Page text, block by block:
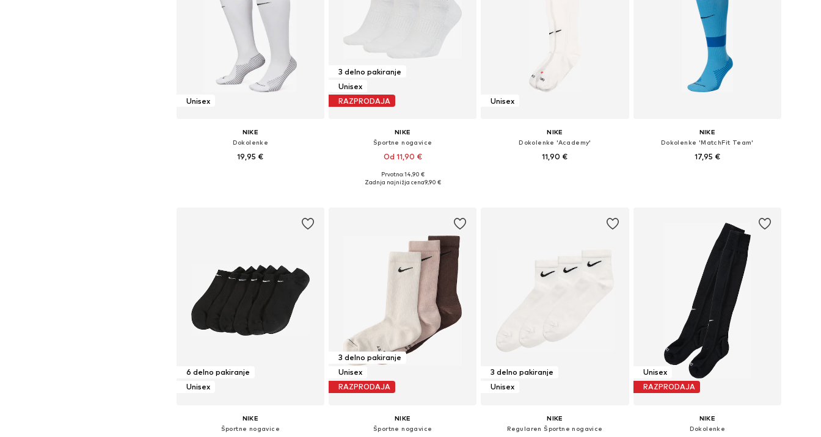
Unisex
NIKE
Dokolenke
19,95 €
3 delno pakiranje
Unisex
RAZPRODAJA
NIKE
Športne nogavice
Od 11,90 €
Razpoložljive velikosti: 38-42, 46-50
Prvotno: 14,90 €
Zadnja najnižja cena9,90 €
Unisex
NIKE
Dokolenke 'Academy'
11,90 €
NIKE
Dokolenke 'MatchFit Team'
17,95 €
6 delno pakiranje
Unisex
NIKE
Športne nogavice
3 delno pakiranje
Unisex
RAZPRODAJA
NIKE
Športne nogavice
3 delno pakiranje
Unisex
NIKE
Regularen Športne nogavice
Unisex
RAZPRODAJA
NIKE
Dokolenke